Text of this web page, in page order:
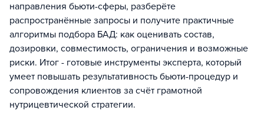
направления бьюти-сферы, разберёте
распространённые запросы и получите практичные
алгоритмы подбора БАД: как оценивать состав,
дозировки, совместимость, ограничения и возможные
риски. Итог - готовые инструменты эксперта, который
умеет повышать результативность бьюти-процедур и
сопровождения клиентов за счёт грамотной
нутрицевтической стратегии.